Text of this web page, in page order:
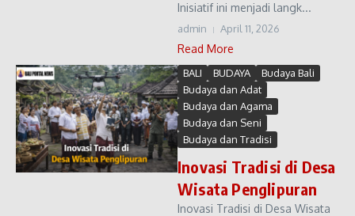
Inisiatif ini menjadi langk...
admin April 11, 2026
Read More
BALI BUDAYA
Budaya Bali
Budaya dan Adat
Budaya dan Agama
Budaya dan Seni
Budaya dan Tradisi
Inovasi Tradisi di Desa
Wisata Penglipuran
Inovasi Tradisi di Desa Wisata